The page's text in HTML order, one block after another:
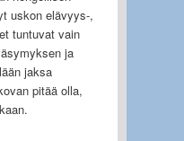
uskon elävyys-,
tuntuvat vain
ja
jaksa
pitää olla,